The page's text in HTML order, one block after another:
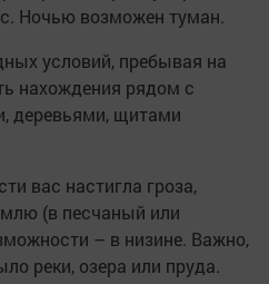
Ночью возможен туман.
условий, пребывая на
нахождения рядом с
деревьями, щитами
вас настигла гроза,
(в песчаный или
– в низине. Важно,
реки, озера или пруда.